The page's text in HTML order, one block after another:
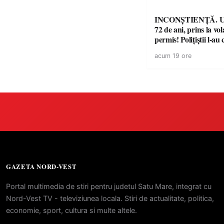
INCONȘTIENȚĂ.
72 de ani, prins la
permis! Polițiștii l-au
acum 19 ore
GAZETA NORD-VEST
Portal multimedia de stiri pentru judetul Satu Mare, integrat cu
Nord-Vest TV - televiziunea locala. Stiri de actualitate, politica,
economie, sport, cultura si multe altele.